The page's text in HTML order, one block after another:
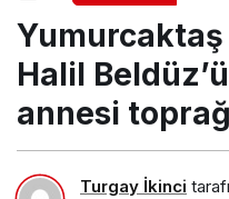
Halil
annesi
Turgay İkinci